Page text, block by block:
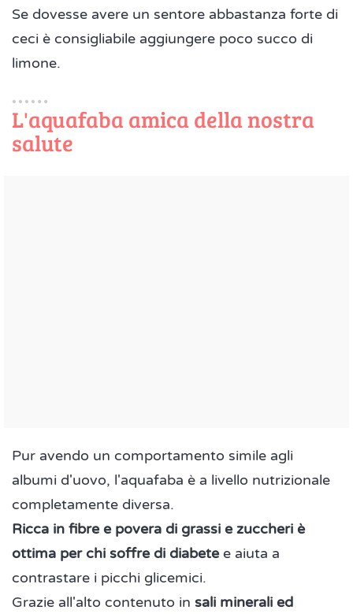
Se dovesse avere un sentore abbastanza forte di
ceci è consigliabile aggiungere poco succo di
limone.
L'aquafaba amica della nostra
salute
Pur avendo un comportamento simile agli
albumi d'uovo, l'aquafaba è a livello nutrizionale
completamente diversa.
Ricca in fibre e povera di grassi e zuccheri è
ottima per chi soffre di diabetee aiuta a
contrastare i picchi glicemici.
Grazie all'alto contenuto in sali minerali ed